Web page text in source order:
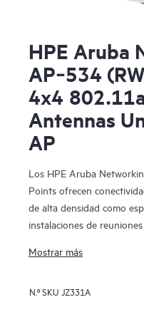
HPE Aruba
AP‑534
4x4
Antennas
AP
Los HPE Aruba
Points ofrecen
de alta densidad como
instalaciones de
hasta 2,97 Gbps, esta
OFDMA, MU-MIMO
Mostrar más
N.º SKU JZ331A